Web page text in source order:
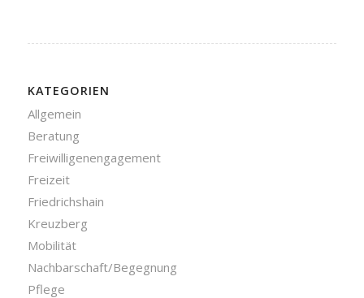
KATEGORIEN
Allgemein
Beratung
Freiwilligenengagement
Freizeit
Friedrichshain
Kreuzberg
Mobilität
Nachbarschaft/Begegnung
Pflege